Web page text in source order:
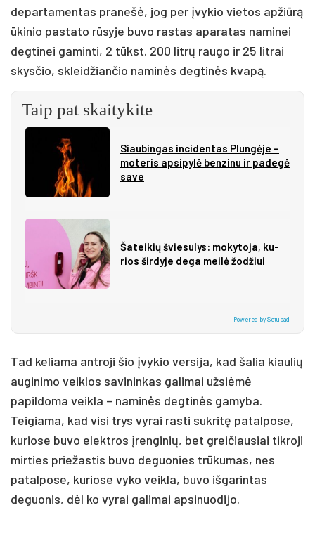
departamentas pranešė, jog per įvykio vietos apžiūrą
ūkinio pastato rūsyje buvo rastas aparatas naminei
degtinei gaminti, 2 tūkst. 200 litrų raugo ir 25 litrai
skysčio, skleidžiančio naminės degtinės kvapą.
Taip pat skaitykite
Siau­bin­gas in­ci­den­tas Plun­gė­je –
mo­te­ris ap­si­py­lė ben­zi­nu ir pa­de­gė
sa­ve
Ša­tei­kių švie­su­lys: mo­ky­to­ja, ku­
rios šir­dy­je de­ga mei­lė žo­džiui
Powered by Setupad
Tad keliama antroji šio įvykio versija, kad šalia kiaulių
auginimo veiklos savininkas galimai užsiėmė
papildoma veikla – naminės degtinės gamyba.
Teigiama, kad visi trys vyrai rasti sukritę patalpose,
kuriose buvo elektros įrenginių, bet greičiausiai tikroji
mirties priežastis buvo deguonies trūkumas, nes
patalpose, kuriose vyko veikla, buvo išgarintas
deguonis, dėl ko vyrai galimai apsinuodijo.